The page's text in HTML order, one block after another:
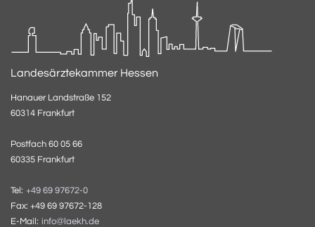
Landesärztekammer Hessen
Hanauer Landstraße 152
60314 Frankfurt
Postfach 60 05 66
60335 Frankfurt
Tel: +49 69 97672-0
Fax: +49 69 97672-128
E-Mail: info@laekh.de